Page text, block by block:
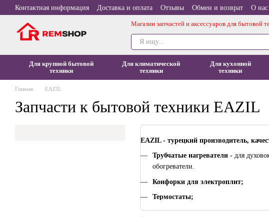
Перейти к основному контенту
Контактная информация Доставка и оплата Отзывы Обмен и возврат О нас
Магазин запчастей и аксессуаров для бытовой
Для крупной бытовой
техники
Для климатической
техники
Для кухонной
техники
Главная EAZIL
Запчасти к бытовой техники EAZIL
EAZIL - турецкий производитель,
Трубчатые нагреватели - для
обогреватели.
Конфорки для электроплит;
Термостаты;